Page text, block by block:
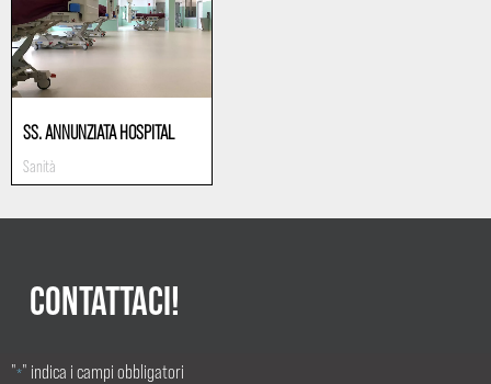
SS. ANNUNZIATA HOSPITAL
Sanità
CONTATTACI!
"*" indica i campi obbligatori